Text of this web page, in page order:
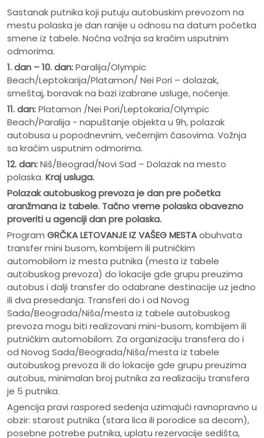
Sastanak putnika koji putuju autobuskim prevozom na
mestu polaska je dan ranije u odnosu na datum početka
smene iz tabele. Noćna vožnja sa kraćim usputnim
odmorima.
1. dan – 10. dan:Paralija/Olympic
Beach/Leptokarija/Platamon/ Nei Pori – dolazak,
smeštaj, boravak na bazi izabrane usluge, noćenje.
11. dan:Platamon /Nei Pori/Leptokaria/Olympic
Beach/Paralija - napuštanje objekta u 9h, polazak
autobusa u popodnevnim, večernjim časovima. Vožnja
sa kraćim usputnim odmorima.
12. dan:Niš/Beograd/Novi Sad – Dolazak na mesto
polaska. Kraj usluga.
Polazak autobuskog prevoza je dan pre početka
aranžmana iz tabele. Tačno vreme polaska obavezno
proveriti u agenciji dan pre polaska.
Program GRČKA LETOVANJE IZ VAŠEG MESTAobuhvata
transfer mini busom, kombijem ili putničkim
automobilom iz mesta putnika (mesta iz tabele
autobuskog prevoza) do lokacije gde grupu preuzima
autobus i dalji transfer do odabrane destinacije uz jedno
ili dva presedanja. Transferi do i od Novog
Sada/Beograda/Niša/mesta iz tabele autobuskog
prevoza mogu biti realizovani mini-busom, kombijem ili
putničkim automobilom. Za organizaciju transfera do i
od Novog Sada/Beograda/Niša/mesta iz tabele
autobuskog prevoza ili do lokacije gde grupu preuzima
autobus, minimalan broj putnika za realizaciju transfera
je 5 putnika.
Agencija pravi raspored sedenja uzimajući ravnopravno u
obzir: starost putnika (stara lica ili porodice sa decom),
posebne potrebe putnika, uplatu rezervacije sedišta,